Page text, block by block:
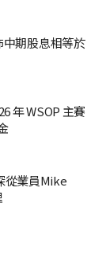
期股息相等於
年 WSOP 主賽
從業員Mike